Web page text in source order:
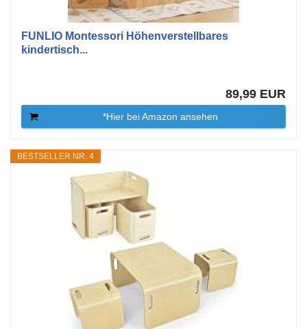
FUNLIO Montessori Höhenverstellbares
kindertisch...
89,99 EUR
*Hier bei Amazon ansehen
BESTSELLER NR. 4